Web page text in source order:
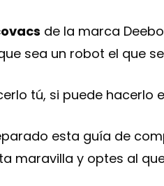
de la marca
sea un robot el que
tú, si puede
esta guía de
maravilla y optes al